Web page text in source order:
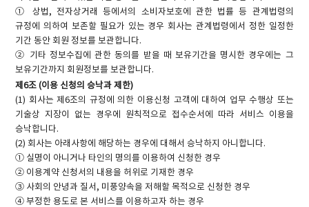
① 상법, 전자상거래 등에서의 소비자보호에 관한 법률 등 관계법령의
규정에 의하여 보존할 필요가 있는 경우 회사는 관계법령에서 정한 일정한
기간 동안 회원 정보를 보관합니다.
② 기타 정보수집에 관한 동의를 받을 때 보유기간을 명시한 경우에는 그
보유기간까지 회원정보를 보관합니다.
제6조 (이용 신청의 승낙과 제한)
(1) 회사는 제6조의 규정에 의한 이용신청 고객에 대하여 업무 수행상 또는
기술상 지장이 없는 경우에 원칙적으로 접수순서에 따라 서비스 이용을
승낙합니다.
(2) 회사는 아래사항에 해당하는 경우에 대해서 승낙하지 아니합니다.
① 실명이 아니거나 타인의 명의를 이용하여 신청한 경우
② 이용계약 신청서의 내용을 허위로 기재한 경우
③ 사회의 안녕과 질서, 미풍양속을 저해할 목적으로 신청한 경우
④ 부정한 용도로 본 서비스를 이용하고자 하는 경우